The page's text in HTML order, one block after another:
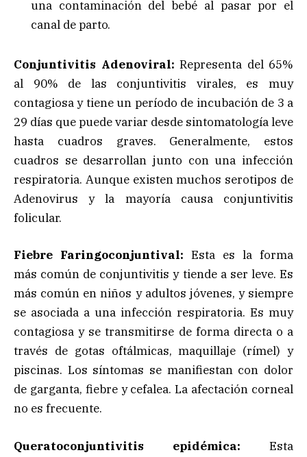
una contaminación del bebé al pasar por el
canal de parto.
Conjuntivitis Adenoviral: Representa del 65%
al 90% de las conjuntivitis virales, es muy
contagiosa y tiene un período de incubación de 3 a
29 días que puede variar desde sintomatología leve
hasta cuadros graves. Generalmente, estos
cuadros se desarrollan junto con una infección
respiratoria. Aunque existen muchos serotipos de
Adenovirus y la mayoría causa conjuntivitis
folicular.
Fiebre Faringoconjuntival: Esta es la forma
más común de conjuntivitis y tiende a ser leve. Es
más común en niños y adultos jóvenes, y siempre
se asociada a una infección respiratoria. Es muy
contagiosa y se transmitirse de forma directa o a
través de gotas oftálmicas, maquillaje (rímel) y
piscinas. Los síntomas se manifiestan con dolor
de garganta, fiebre y cefalea. La afectación corneal
no es frecuente.
Queratoconjuntivitis epidémica: Esta